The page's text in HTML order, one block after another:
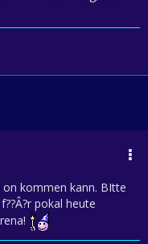
on kommen kann. BItte
pokal heute